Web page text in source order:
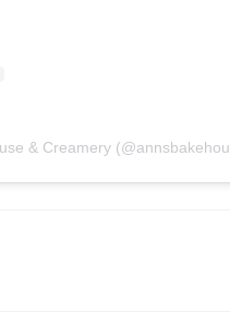
& Creamery